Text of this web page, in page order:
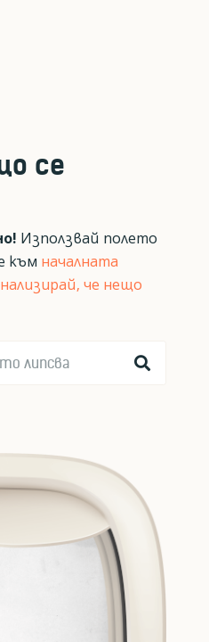
се
Използвай полето
към началната
че нещо